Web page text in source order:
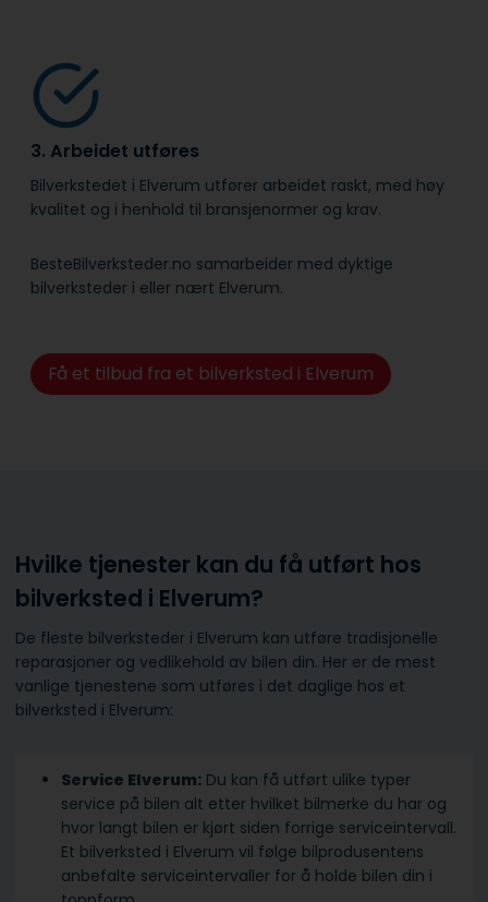
3. Arbeidet utføres
Bilverkstedet i Elverum utfører arbeidet raskt, med høy
kvalitet og i henhold til bransje­normer og krav.
BesteBilverksteder.no samarbeider med dyktige
bilverksteder i eller nært Elverum.
Få et tilbud fra et bilverksted i Elverum
Hvilke tjenester kan du få utført hos
bilverksted i Elverum?
De fleste bilverksteder i Elverum kan utføre tradisjonelle
reparasjoner og vedlikehold av bilen din. Her er de mest
vanlige tjenestene som utføres i det daglige hos et
bilverksted i Elverum:
Service Elverum: Du kan få utført ulike typer
service på bilen alt etter hvilket bilmerke du har og
hvor langt bilen er kjørt siden forrige serviceintervall.
Et bilverksted i Elverum vil følge bilprodusentens
anbefalte serviceintervaller for å holde bilen din i